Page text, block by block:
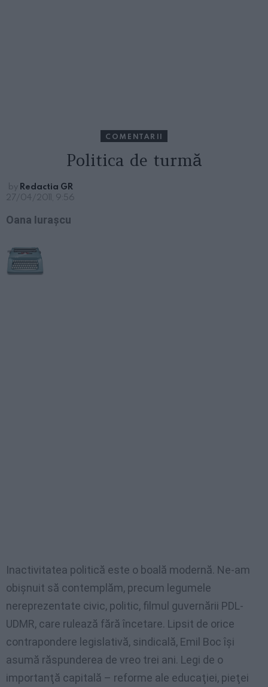
COMENTARII
Politica de turmă
by Redactia GR
27/04/2011, 9:56
Oana Iuraşcu
Inactivitatea politică este o boală modernă. Ne-am
obişnuit să contemplăm, precum legumele
nereprezentate civic, politic, filmul guvernării PDL-
UDMR, care rulează fără încetare. Lipsit de orice
contrapondere legislativă, sindicală, Emil Boc îşi
asumă răspunderea de vreo trei ani. Legi de o
importanţă capitală – reforme ale educaţiei, pieţei